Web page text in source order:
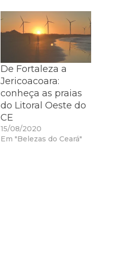
De Fortaleza a
Jericoacoara:
conheça as praias
do Litoral Oeste do
CE
15/08/2020
Em "Belezas do Ceará"